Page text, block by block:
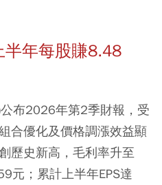
半年每股賺8.48
布2026年第2季財報，受
合優化及價格調漲效益顯
歷史新高，毛利率升至
元；累計上半年EPS達